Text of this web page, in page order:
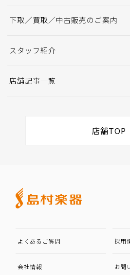
下取／買取／中古販売のご案内
スタッフ紹介
店舗記事一覧
店舗TOP
よくあるご質問 採用
会社情報 お問